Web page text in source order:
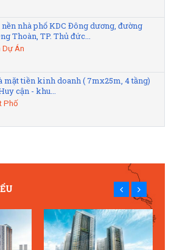
nền nhà phố KDC Đông dương, đường
Thoàn, TP. Thủ đức...
Dự Án
mặt tiền kinh doanh ( 7mx25m, 4 tầng)
cận - khu...
Phố